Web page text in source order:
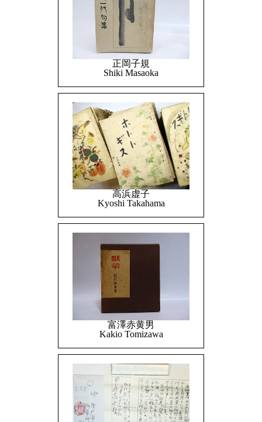
正岡子規
Shiki Masaoka
高浜虚子
Kyoshi Takahama
富澤赤黄男
Kakio Tomizawa